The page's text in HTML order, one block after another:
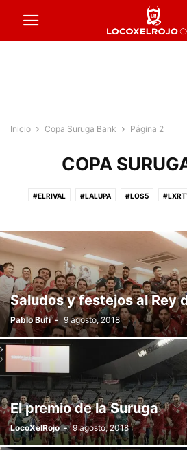
Inicio Copa Suruga Bank Página 2
COPA
#ELRIVAL #LALUPA #LOS5
#VENTADEENTRADAS ACTUALIDAD
FORMACIONES
INFERIORES INSTITUCIONALES
Saludos y festejos al Rey
Pablo Bufi - 9 agosto, 2018
El premio de la Suruga
LocoXelRojo - 9 agosto, 2018